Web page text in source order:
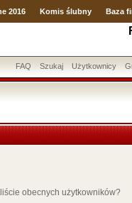
2016 Komis ślubny Baza
FAQ Szukaj Użytkownicy
obecnych użytkowników?